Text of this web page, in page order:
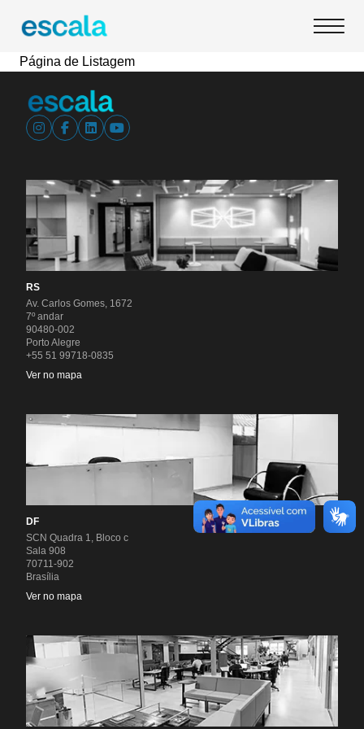
Página de Listagem
RS
Av. Carlos Gomes, 1672
7º andar
90480-002
Porto Alegre
+55 51 99718-0835
Ver no mapa
DF
SCN Quadra 1, Bloco c
Sala 908
70711-902
Brasília
Ver no mapa